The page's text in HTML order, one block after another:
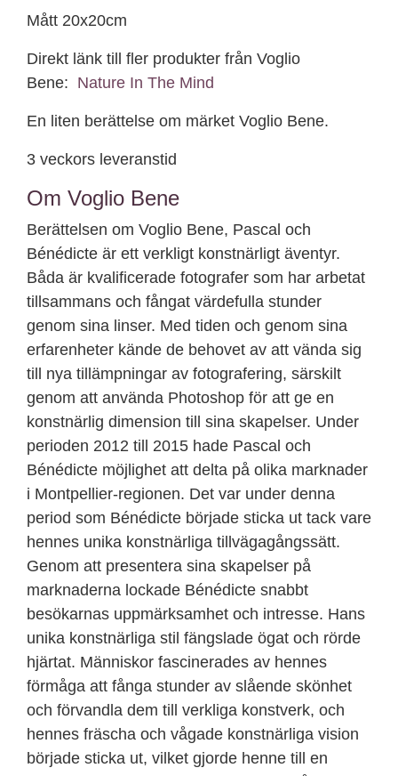
Mått 20x20cm
Direkt länk till fler produkter från Voglio
Bene: Nature In The Mind
En liten berättelse om märket Voglio Bene.
3 veckors leveranstid
Om Voglio Bene
Berättelsen om Voglio Bene, Pascal och
Bénédicte är ett verkligt konstnärligt äventyr.
Båda är kvalificerade fotografer som har arbetat
tillsammans och fångat värdefulla stunder
genom sina linser. Med tiden och genom sina
erfarenheter kände de behovet av att vända sig
till nya tillämpningar av fotografering, särskilt
genom att använda Photoshop för att ge en
konstnärlig dimension till sina skapelser. Under
perioden 2012 till 2015 hade Pascal och
Bénédicte möjlighet att delta på olika marknader
i Montpellier-regionen. Det var under denna
period som Bénédicte började sticka ut tack vare
hennes unika konstnärliga tillvägagångssätt.
Genom att presentera sina skapelser på
marknaderna lockade Bénédicte snabbt
besökarnas uppmärksamhet och intresse. Hans
unika konstnärliga stil fängslade ögat och rörde
hjärtat. Människor fascinerades av hennes
förmåga att fånga stunder av slående skönhet
och förvandla dem till verkliga konstverk, och
hennes fräscha och vågade konstnärliga vision
började sticka ut, vilket gjorde henne till en